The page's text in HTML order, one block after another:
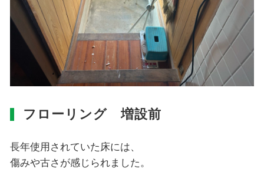
フローリング 増設前
長年使用されていた床には、
傷みや古さが感じられました。